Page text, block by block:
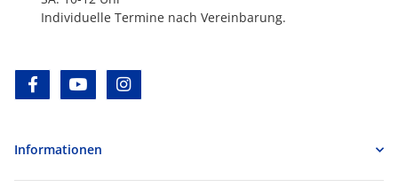
Individuelle Termine nach Vereinbarung.
facebookyoutube
Informationen